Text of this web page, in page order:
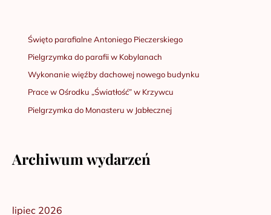
Święto parafialne Antoniego Pieczerskiego
Pielgrzymka do parafii w Kobylanach
Wykonanie więźby dachowej nowego budynku
Prace w Ośrodku „Światłość” w Krzywcu
Pielgrzymka do Monasteru w Jabłecznej
Archiwum wydarzeń
lipiec 2026